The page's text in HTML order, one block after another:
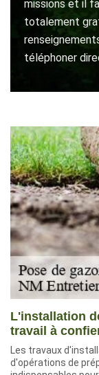
missions et il
totalement
téléphoner
L'installation
travail à
Les travaux
d'opérations de